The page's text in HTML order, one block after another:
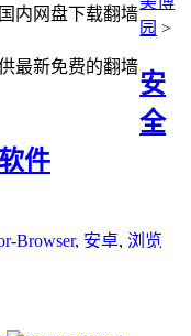
内网盘下载翻墙
最新免费的翻墙
园 >
安
全
件
Browser, 安卓, 浏览